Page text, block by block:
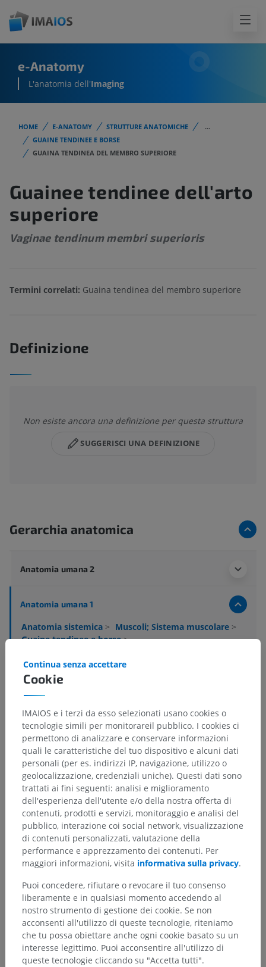
e-Anatomy
L'anatomia dell'Imaging
HOME E-ANATOMY STRUTTURE ANATOMICHE
...
GUAINE TENDINEE E BORSE
GUAINA TENDINEA DEL MEMBRO SUPERIORE
Guainee tendinee dell'arto
superiore
Vaginae tendinum membri superioris
Termini correlati: Guaina tendinea del membro superiore
Definizione
Non esiste ancora una definizione per questa struttura
SUGGERISCI UNA DEFINIZIONE
Gerarchia anatomica
Anatomia umana 2
Anatomia umana 1
Anatomia sistemica > Muscoli; Sistema muscolare >
Guaine tendinee e borse>
Strutture sottostanti:
Guaine fibrose digitali
Guaine sinoviali delle dita della mano
Traduzioni
Hai notato un errore?
un miglioramento dei contenuti.
Segnala un problema
SCARICA L'APP
Cookie
Continua senza accettare
IMAIOS e i terzi da esso selezionati usano cookies o
tecnologie simili per monitorareil pubblico. I cookies ci
permettono di analizzare e conservare informazioni
quali le caratteristiche del tuo dispositivo e alcuni dati
personali (per es. indirizzi IP, navigazione, utilizzo o
geolocalizzazione, credenziali uniche). Questi dati sono
trattati ai fini seguenti: analisi e miglioramento
dell'esperienza dell'utente e/o della nostra offerta di
contenuti, prodotti e servizi, monitoraggio e analisi del
pubblico, interazione coi social network, visualizzazione
di contenuti personalizzati, valutazione della
performance e apprezzamento dei contenuti. Per
maggiori informazioni, visita informativa sulla privacy.
Puoi concedere, rifiutare o revocare il tuo consenso
liberamente e in qualsiasi momento accedendo al
nostro strumento di gestione dei cookie. Se non
acconsenti all'utilizzo di queste tecnologie, riteniamo
che tu possa obiettare anche ogni cookie basato su un
interesse legittimo. Puoi acconsentire all'utilizzo di
queste tecnologie cliccando su "Accetta tutti".